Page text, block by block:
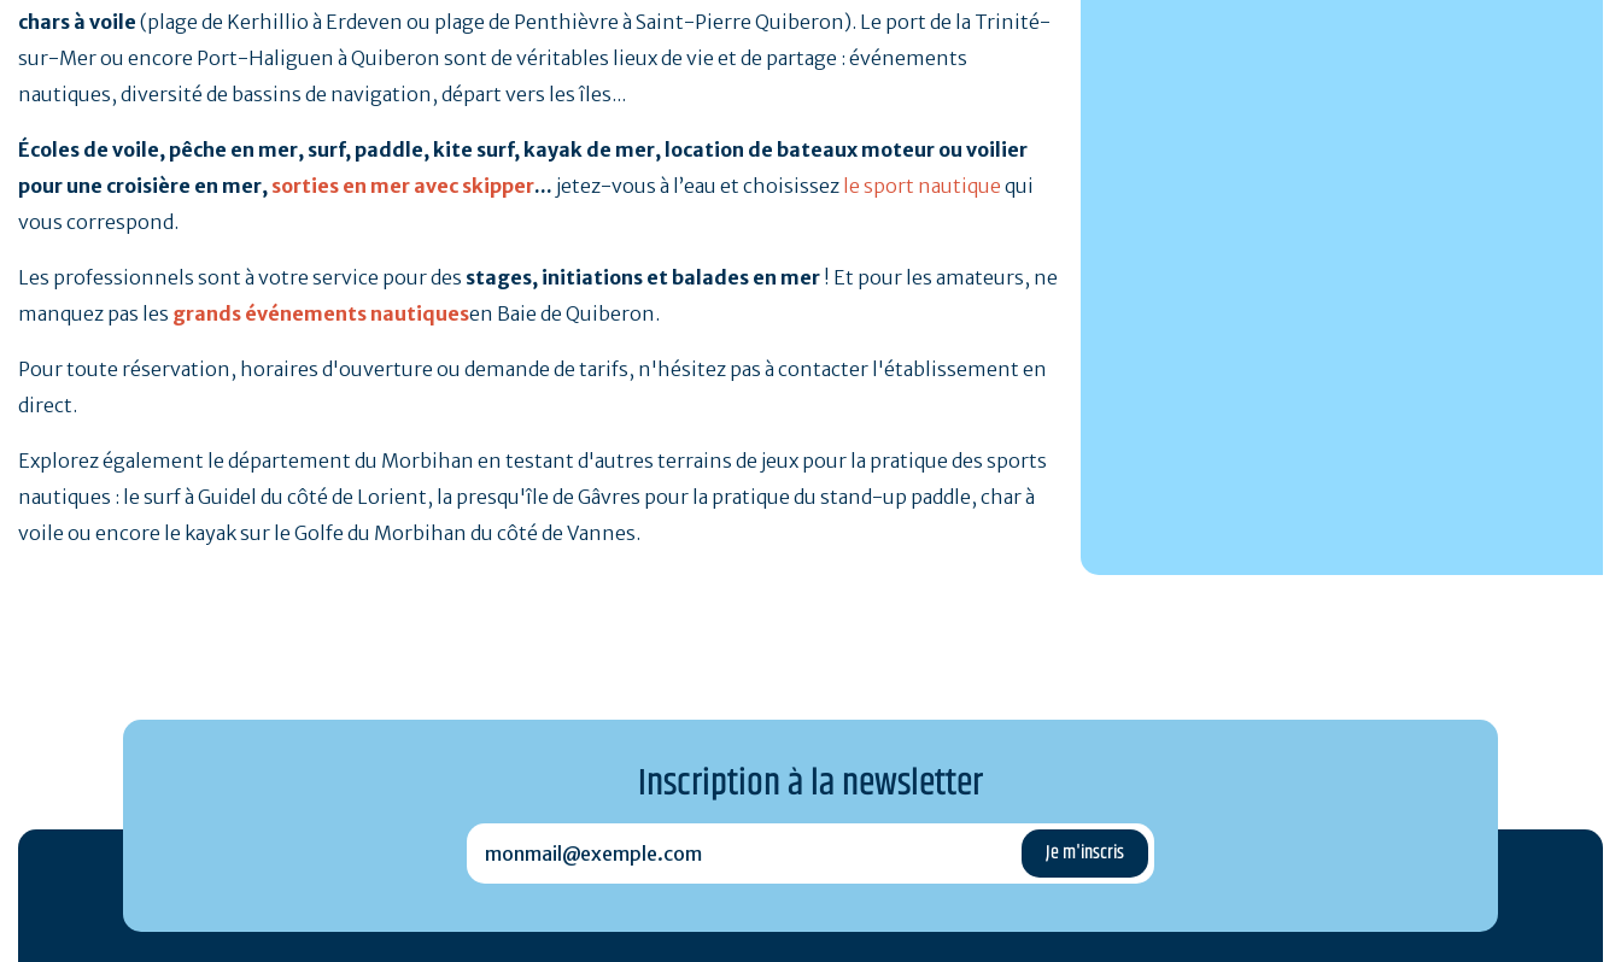
chars à voile (plage de Kerhillio à Erdeven ou plage de Penthièvre à Saint-Pierre Quiberon). Le port de la Trinité-
sur-Mer ou encore Port-Haliguen à Quiberon sont de véritables lieux de vie et de partage : événements
nautiques, diversité de bassins de navigation, départ vers les îles...
Écoles de voile, pêche en mer, surf, paddle, kite surf, kayak de mer, location de bateaux moteur ou voilier
pour une croisière en mer, sorties en mer avec skipper... jetez-vous à l’eau et choisissez le sport nautique qui
vous correspond.
Les professionnels sont à votre service pour des stages, initiations et balades en mer ! Et pour les amateurs, ne
manquez pas les grands événements nautiquesen Baie de Quiberon.
Pour toute réservation, horaires d'ouverture ou demande de tarifs, n'hésitez pas à contacter l'établissement en
direct.
Explorez également le département du Morbihan en testant d'autres terrains de jeux pour la pratique des sports
nautiques : le surf à Guidel du côté de Lorient, la presqu'île de Gâvres pour la pratique du stand-up paddle, char à
voile ou encore le kayak sur le Golfe du Morbihan du côté de Vannes.
Inscription à la newsletter
monmail@exemple.com